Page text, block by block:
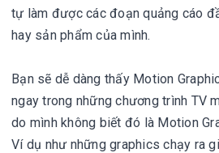
tự làm được các đoạn quảng cáo
hay sản phẩm của mình.
Bạn sẽ dễ dàng thấy Motion
ngay trong những chương trình TV
do mình không biết đó là Motion
Ví dụ như những graphics chạy ra